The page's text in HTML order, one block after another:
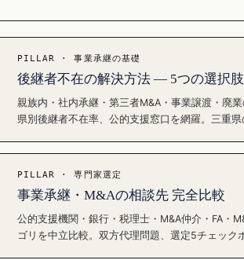
PILLAR · 事業承継の基礎
後継者不在の解決方法 — 5つの選択肢
親族内・社内承継・第三者M&A・事業譲渡・廃
県別後継者不在率、公的支援窓口を網羅。三重県
PILLAR · 専門家選定
事業承継・M&Aの相談先 完全比較
公的支援機関・銀行・税理士・M&A仲介・FA・
ゴリを中立比較。双方代理問題、選定5チェック